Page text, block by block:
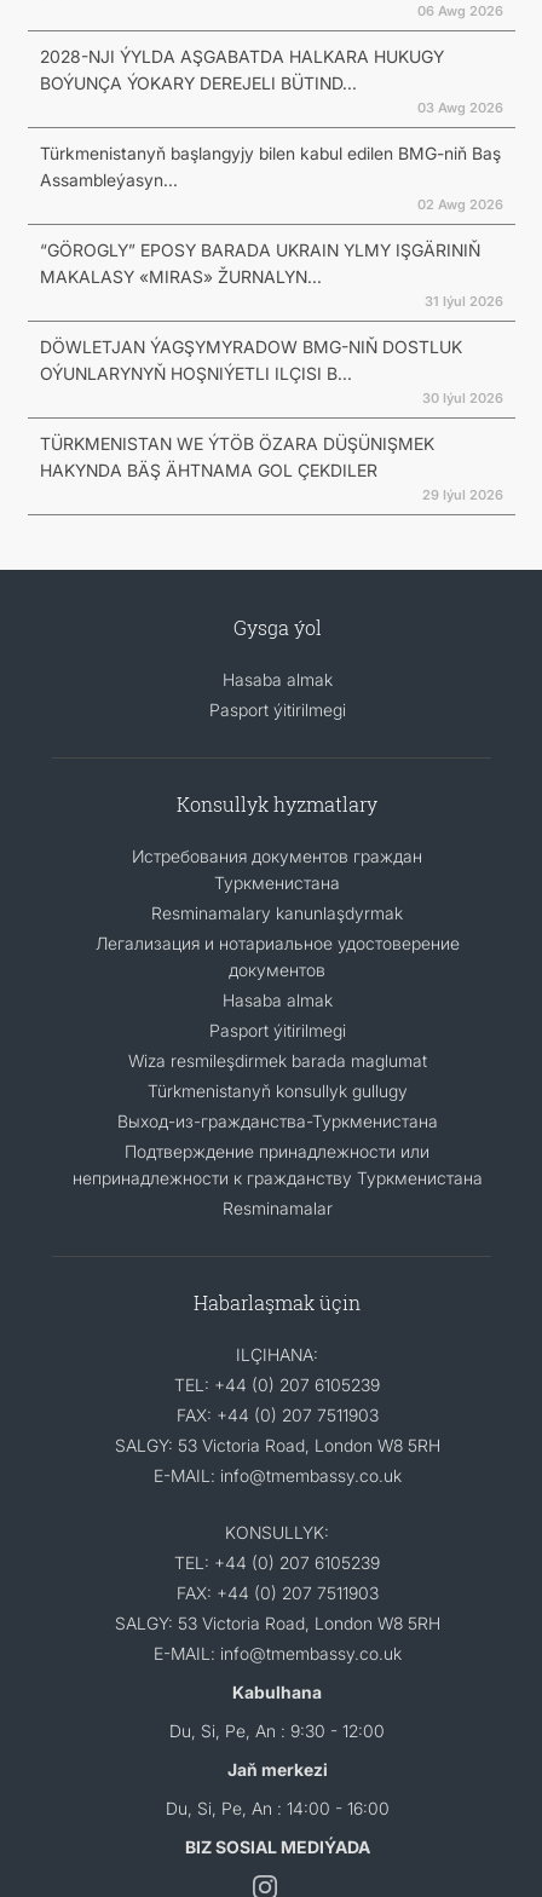
06 Awg 2026
2028-NJI ÝYLDA AŞGABATDA HALKARA HUKUGY
BOÝUNÇA ÝOKARY DEREJELI BÜTIND...
03 Awg 2026
Türkmenistanyň başlangyjy bilen kabul edilen BMG-niň Baş
Assambleýasyn...
02 Awg 2026
“GÖROGLY” EPOSY BARADA UKRAIN YLMY IŞGÄRINIŇ
MAKALASY «MIRAS» ŽURNALYN...
31 Iýul 2026
DÖWLETJAN ÝAGŞYMYRADOW BMG-NIŇ DOSTLUK
OÝUNLARYNYŇ HOŞNIÝETLI ILÇISI B...
30 Iýul 2026
TÜRKMENISTAN WE ÝTÖB ÖZARA DÜŞÜNIŞMEK
HAKYNDA BÄŞ ÄHTNAMA GOL ÇEKDILER
29 Iýul 2026
Gysga ýol
Hasaba almak
Pasport ýitirilmegi
Konsullyk hyzmatlary
Истребования документов граждан
Туркменистана
Resminamalary kanunlaşdyrmak
Легализация и нотариальное удостоверение
документов
Hasaba almak
Pasport ýitirilmegi
Wiza resmileşdirmek barada maglumat
Türkmenistanyň konsullyk gullugy
Выход-из-гражданства-Туркменистана
Подтверждение принадлежности или
непринадлежности к гражданству Туркменистана
Resminamalar
Habarlaşmak üçin
ILÇIHANA:
TEL: +44 (0) 207 6105239
FAX: +44 (0) 207 7511903
SALGY: 53 Victoria Road, London W8 5RH
E-MAIL: info@tmembassy.co.uk
KONSULLYK:
TEL: +44 (0) 207 6105239
FAX: +44 (0) 207 7511903
SALGY: 53 Victoria Road, London W8 5RH
E-MAIL: info@tmembassy.co.uk
Kabulhana
Du, Si, Pe, An : 9:30 - 12:00
Jaň merkezi
Du, Si, Pe, An : 14:00 - 16:00
BIZ SOSIAL MEDIÝADA